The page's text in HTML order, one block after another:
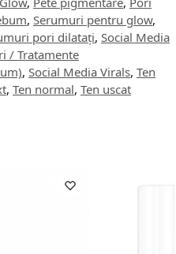
, Serumuri pentru glow,
pori dilatați, Social Media
/ Tratamente
, Social Media Virals, Ten
, Ten normal, Ten uscat